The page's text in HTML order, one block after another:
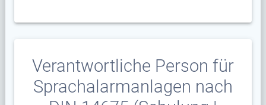
Verantwortliche Person für
Sprachalarmanlagen nach